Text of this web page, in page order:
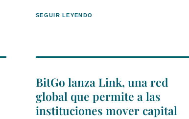
SEGUIR LEYENDO
BitGo lanza Link, una red
global que permite a las
instituciones mover capital